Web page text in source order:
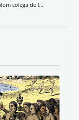
colega de l...